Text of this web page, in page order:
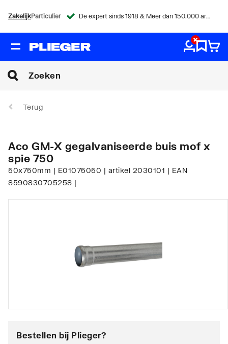
ZakelijkParticulier De expert sinds 1918 & Meer dan 150.000 artikelen
Terug
Aco GM-X gegalvaniseerde buis mof x
spie 750
50x750mm | E01075050 | artikel 2030101 | EAN
8590830705258 |
Bestellen bij Plieger?